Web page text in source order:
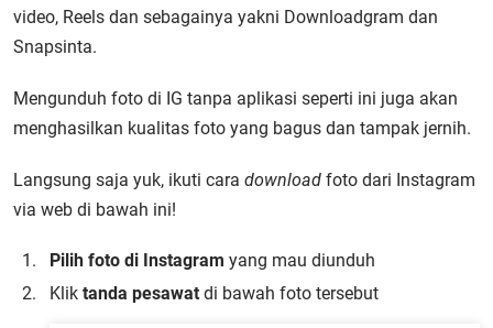
video, Reels dan sebagainya yakni Downloadgram dan
Snapsinta.
Mengunduh foto di IG tanpa aplikasi seperti ini juga akan
menghasilkan kualitas foto yang bagus dan tampak jernih.
Langsung saja yuk, ikuti cara download foto dari Instagram
via web di bawah ini!
Pilih foto di Instagram yang mau diunduh
Klik tanda pesawat di bawah foto tersebut